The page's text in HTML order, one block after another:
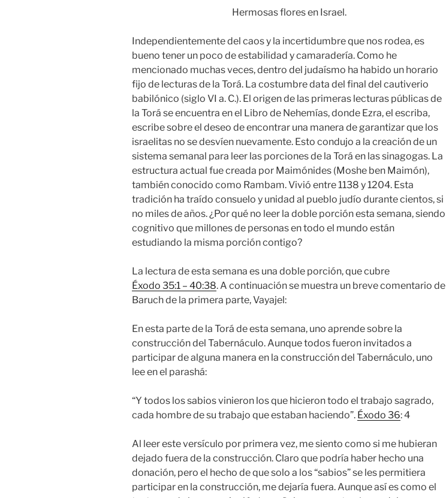
Hermosas flores en Israel.
Independientemente del caos y la incertidumbre que nos rodea, es
bueno tener un poco de estabilidad y camaradería. Como he
mencionado muchas veces, dentro del judaísmo ha habido un horario
fijo de lecturas de la Torá. La costumbre data del final del cautiverio
babilónico (siglo VI a. C.). El origen de las primeras lecturas públicas de
la Torá se encuentra en el Libro de Nehemías, donde Ezra, el escriba,
escribe sobre el deseo de encontrar una manera de garantizar que los
israelitas no se desvíen nuevamente. Esto condujo a la creación de un
sistema semanal para leer las porciones de la Torá en las sinagogas. La
estructura actual fue creada por Maimónides (Moshe ben Maimón),
también conocido como Rambam. Vivió entre 1138 y 1204. Esta
tradición ha traído consuelo y unidad al pueblo judío durante cientos, si
no miles de años. ¿Por qué no leer la doble porción esta semana, siendo
cognitivo que millones de personas en todo el mundo están
estudiando la misma porción contigo?
La lectura de esta semana es una doble porción, que cubre
Éxodo 35:1 – 40:38. A continuación se muestra un breve comentario de
Baruch de la primera parte, Vayajel:
En esta parte de la Torá de esta semana, uno aprende sobre la
construcción del Tabernáculo. Aunque todos fueron invitados a
participar de alguna manera en la construcción del Tabernáculo, uno
lee en el parashá:
“Y todos los sabios vinieron los que hicieron todo el trabajo sagrado,
cada hombre de su trabajo que estaban haciendo”. Éxodo 36: 4
Al leer este versículo por primera vez, me siento como si me hubieran
dejado fuera de la construcción. Claro que podría haber hecho una
donación, pero el hecho de que solo a los “sabios” se les permitiera
participar en la construcción, me dejaría fuera. Aunque así es como el